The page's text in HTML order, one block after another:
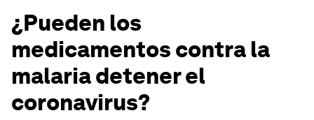
¿Pueden los
medicamentos contra la
malaria detener el
coronavirus?